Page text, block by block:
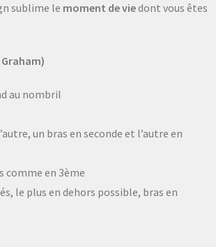
sublime le moment de viedont vous êtes
au nombril
un bras en seconde et l’autre en
comme en 3ème
le plus en dehors possible, bras en